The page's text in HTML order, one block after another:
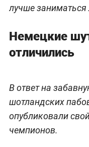
лучше
Немецкие
отличились
В ответ на
шотландских
опубликовали
чемпионов.